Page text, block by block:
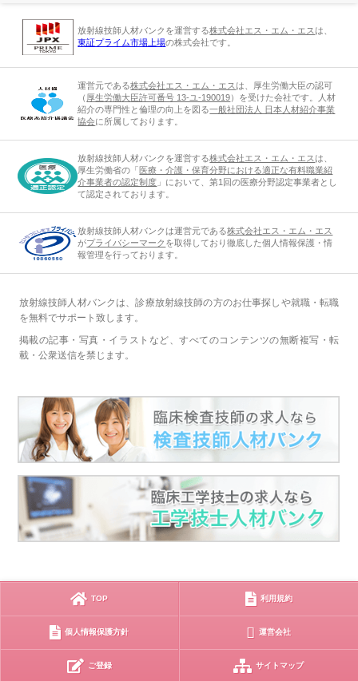
放射線技師人材バンクを運営する株式会社エス・エム・エスは、
東証プライム市場上場の株式会社です。
運営元である株式会社エス・エム・エスは、厚生労働大臣の認可
（ 厚生労働大臣許可番号 13-ユ-190019）を受けた会社です。人材
紹介の専門性と倫理の向上を図る一般社団法人 日本人材紹介事業
協会に所属しております。
放射線技師人材バンクを運営する株式会社エス・エム・エスは、
厚生労働省の「 医療・介護・保育分野における適正な有料職業紹
介事業者の認定制度 」において、第1回の医療分野認定事業者とし
て認定されております。
放射線技師人材バンクは運営元である株式会社エス・エム・エス
がプライバシーマーク を取得しており徹底した個人情報保護・情
報管理を行っております。
放射線技師人材バンクは、診療放射線技師の方のお仕事探しや就職・転職
を無料でサポート致します。
掲載の記事・写真・イラストなど、すべてのコンテンツの無断複写・転
載・公衆送信を禁じます。
TOP 利用規約
個人情報保護方針 運営会社
ご登録 サイトマップ